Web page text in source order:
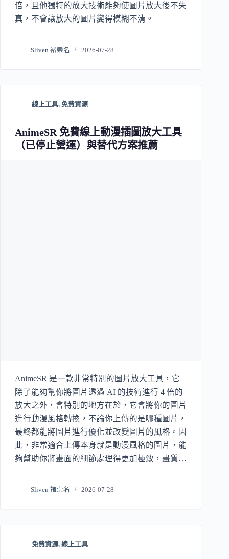
倍，且他獨特的放大技術能夠使圖片放大後不失
真，不會讓放大的圖片變得模糊不清。
Sliven 褚崇名 2026-07-28
線上工具, 免費資源
AnimeSR 免費線上動漫插圖放大工具
（已停止營運）與替代方案推薦
AnimeSR 是一款非常特別的圖片放大工具，它
除了能夠幫你將圖片透過 AI 的技術進行 4 倍的
放大之外，會特別的地方在於，它會將你的圖片
進行動漫風格轉換，不論你上傳的是哪種圖片，
最終都能將圖片進行優化並改變圖片的風格。因
此，非常適合上傳本身就是動漫風格的圖片，能
夠幫助你將畫面的細節處理得更加極致，畫質更
Sliven 褚崇名 2026-07-28
免費資源, 線上工具